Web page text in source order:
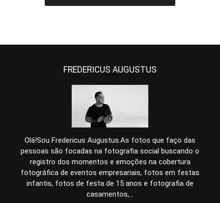
FREDERICUS AUGUSTUS
Olá!Sou Fredericus Augustus.As fotos que faço das
pessoas são focadas na fotografia social buscando o
registro dos momentos e emoções na cobertura
fotográfica de eventos empresariais, fotos em festas
infantis, fotos de festa de 15 anos e fotografia de
casamentos,...